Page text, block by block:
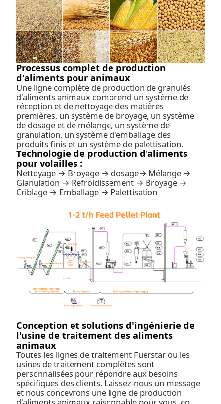
Processus complet de production
d'aliments pour animaux
Une ligne complète de production de granulés
d'aliments animaux comprend un système de
réception et de nettoyage des matières
premières, un système de broyage, un système
de dosage et de mélange, un système de
granulation, un système d'emballage des
produits finis et un système de palettisation.
Technologie de production d'aliments
pour volailles :
Nettoyage → Broyage → dosage→ Mélange →
Glanulation → Refroidissement → Broyage →
Criblage → Emballage → Palettisation
Conception et solutions d'ingénierie de
l'usine de traitement des aliments
animaux
Toutes les lignes de traitement Fuerstar ou les
usines de traitement complètes sont
personnalisées pour répondre aux besoins
spécifiques des clients. Laissez-nous un message
et nous concevrons une ligne de production